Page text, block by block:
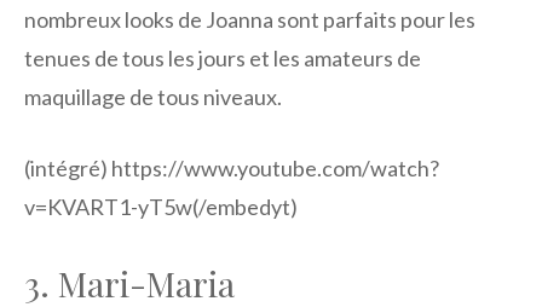
nombreux looks de Joanna sont parfaits pour les
tenues de tous les jours et les amateurs de
maquillage de tous niveaux.
(intégré) https://www.youtube.com/watch?
v=KVART1-yT5w(/embedyt)
3. Mari-Maria